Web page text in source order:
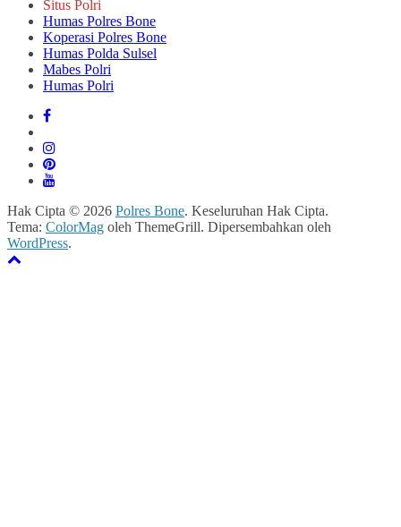
Situs Polri
Humas Polres Bone
Koperasi Polres Bone
Humas Polda Sulsel
Mabes Polri
Humas Polri
Hak Cipta © 2026 Polres Bone. Keseluruhan Hak Cipta.
Tema: ColorMag oleh ThemeGrill. Dipersembahkan oleh
WordPress.